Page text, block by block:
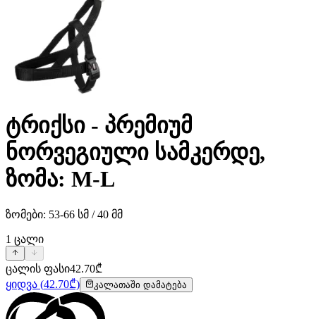
ტრიქსი - პრემიუმ
ნორვეგიული სამკერდე,
ზომა: M-L
ზომები: 53-66 სმ / 40 მმ
1 ცალი
ცალის ფასი42.70₾
ყიდვა (42.70₾) კალათაში დამატება